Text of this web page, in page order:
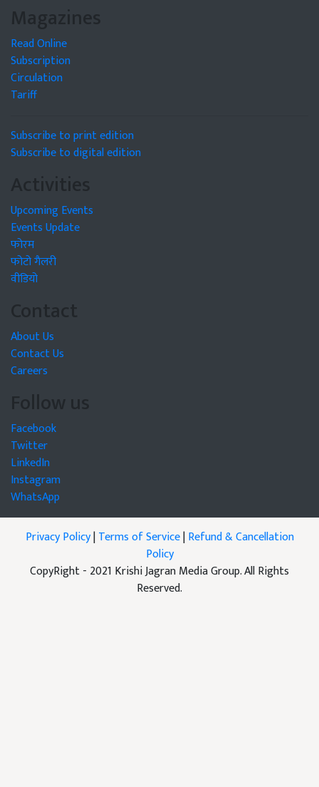
Magazines
Read Online
Subscription
Circulation
Tariff
Subscribe to print edition
Subscribe to digital edition
Activities
Upcoming Events
Events Update
फोरम
फोटो गैलरी
वीडियो
Contact
About Us
Contact Us
Careers
Follow us
Facebook
Twitter
LinkedIn
Instagram
WhatsApp
Privacy Policy|Terms of Service|Refund & Cancellation
Policy
CopyRight - 2021 Krishi Jagran Media Group. All Rights
Reserved.